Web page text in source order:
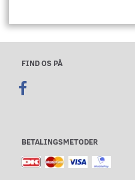
FIND OS PÅ
BETALINGSMETODER